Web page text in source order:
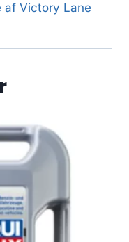
af Victory Lane